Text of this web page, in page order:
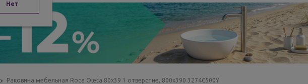
Нет
Раковина мебельная Roca Oleta 80х39 1 отверстие, 800х390 3274C500Y